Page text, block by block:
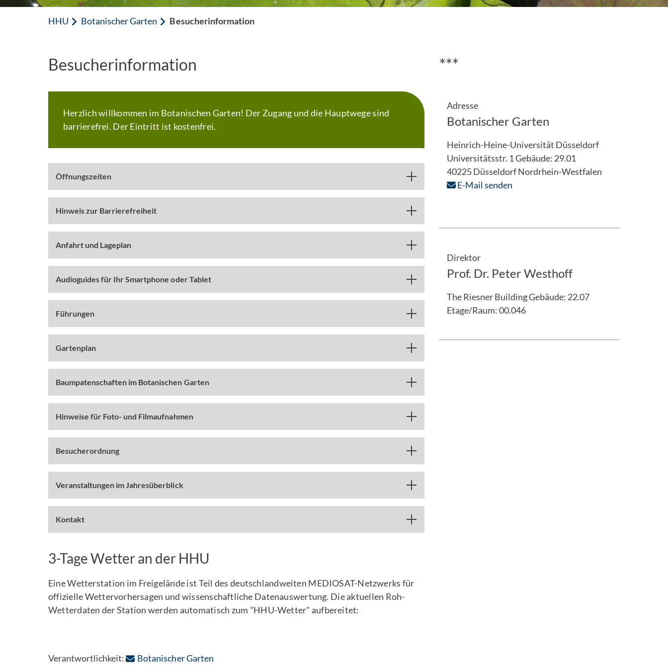
HHU Botanischer Garten Besucherinformation
Besucherinformation
Herzlich willkommen im Botanischen Garten! Der Zugang und die Hauptwege sind
barrierefrei. Der Eintritt ist kostenfrei.
Öffnungszeiten
Hinweis zur Barrierefreiheit
Anfahrt und Lageplan
Audioguides für Ihr Smartphone oder Tablet
Führungen
Gartenplan
Baumpatenschaften im Botanischen Garten
Hinweise für Foto- und Filmaufnahmen
Besucherordnung
Veranstaltungen im Jahresüberblick
Kontakt
3-Tage Wetter an der HHU
Eine Wetterstation im Freigelände ist Teil des deutschlandweiten MEDIOSAT-Netzwerks für
offizielle Wettervorhersagen und wissenschaftliche Datenauswertung. Die aktuellen Roh-
Wetterdaten der Station werden automatisch zum "HHU-Wetter" aufbereitet:
***
Adresse
Botanischer Garten
Heinrich-Heine-Universität Düsseldorf
Universitätsstr. 1Gebäude: 29.01
40225DüsseldorfNordrhein-Westfalen
E-Mail senden
Direktor
Prof. Dr. Peter Westhoff
The Riesner BuildingGebäude: 22.07
Etage/Raum: 00.046
Verantwortlichkeit: Botanischer Garten: Per E-Mail kontaktieren